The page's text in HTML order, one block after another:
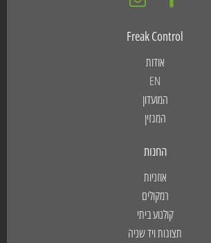
Freak Control
אודות
EN
המועדון
המגזין
החנות
אוזניות
רמקולים
קולנוע ביתי
תצוגות ויד שניה